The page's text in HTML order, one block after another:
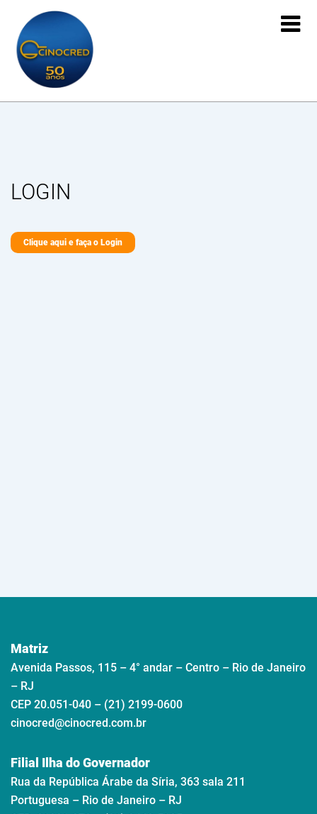

LOGIN
Clique aqui e faça o Login
Matriz
Avenida Passos, 115 – 4° andar – Centro – Rio de Janeiro
– RJ
CEP 20.051-040 – (21) 2199-0600
cinocred@cinocred.com.br
Filial Ilha do Governador
Rua da República Árabe da Síria, 363 sala 211
Portuguesa – Rio de Janeiro – RJ